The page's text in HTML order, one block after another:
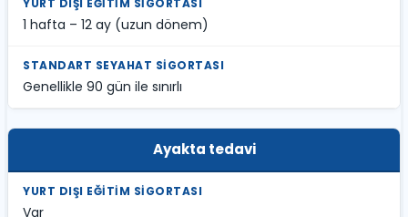
1 hafta – 12 ay (uzun dönem)
Genellikle 90 gün ile sınırlı
Ayakta tedavi
Var